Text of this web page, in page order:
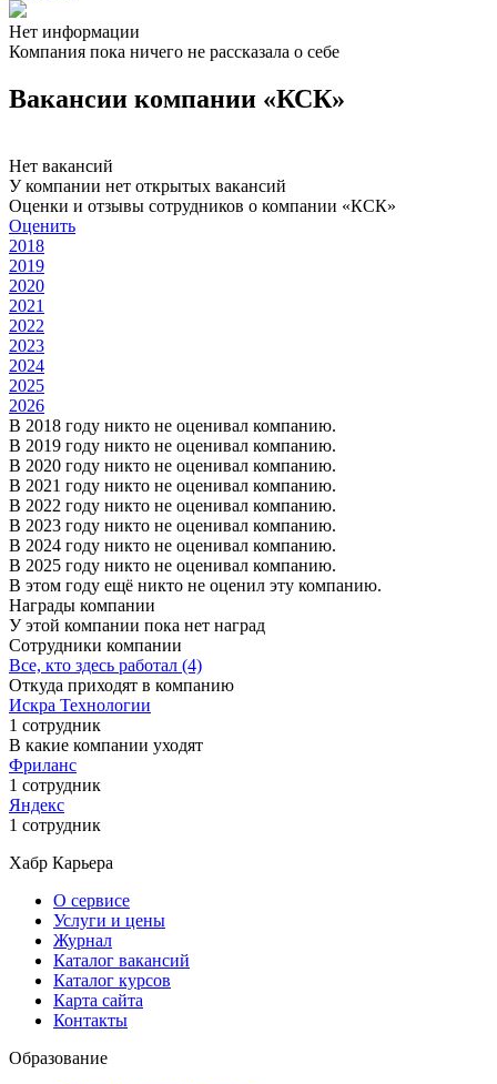
Нет информации
Компания пока ничего не рассказала о себе
Вакансии компании «КСК»
Нет вакансий
У компании нет открытых вакансий
Оценки и отзывы сотрудников о компании «КСК»
Оценить
2018
2019
2020
2021
2022
2023
2024
2025
2026
В 2018 году никто не оценивал компанию.
В 2019 году никто не оценивал компанию.
В 2020 году никто не оценивал компанию.
В 2021 году никто не оценивал компанию.
В 2022 году никто не оценивал компанию.
В 2023 году никто не оценивал компанию.
В 2024 году никто не оценивал компанию.
В 2025 году никто не оценивал компанию.
В этом году ещё никто не оценил эту компанию.
Награды компании
У этой компании пока нет наград
Сотрудники компании
Все, кто здесь работал (4)
Откуда приходят в компанию
Искра Технологии
1 сотрудник
В какие компании уходят
Фриланс
1 сотрудник
Яндекс
1 сотрудник
Хабр Карьера
О сервисе
Услуги и цены
Журнал
Каталог вакансий
Каталог курсов
Карта сайта
Контакты
Образование